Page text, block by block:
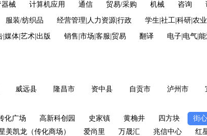
器械 计算机应用 通信 贸易/采购 机械 咨询
服装/纺织品 经营管理|人力资源|行政 学生|社工|科研|农
|媒体|艺术|出版 销售|市场|客服|贸易 翻译 电子|电气|
威远县 隆昌市 资中县 自贡市 泸州市
化广场 高新科创园 史家镇 黄桷井 四方块 街
美凯龙（传化商场） 爱尚里 万晟汇 兆信中心 红